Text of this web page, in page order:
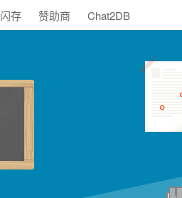
闪存 赞助商 Chat2DB